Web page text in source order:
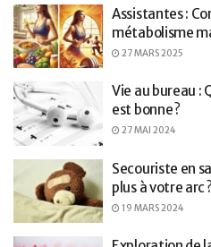
Assistantes :
métabolisme
27 MARS 2025
Vie au bureau :
est bonne ?
27 MAI 2024
Secouriste en
plus à votre arc ?
19 MARS 2024